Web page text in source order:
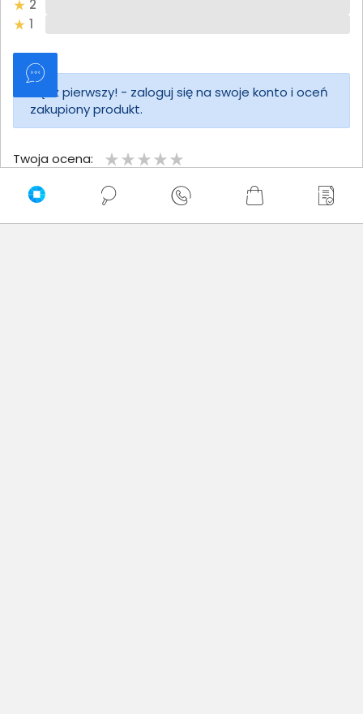
2
1
Bądź pierwszy! - zaloguj się na swoje konto i oceń
zakupiony produkt.
Twoja ocena:
Twoje imię